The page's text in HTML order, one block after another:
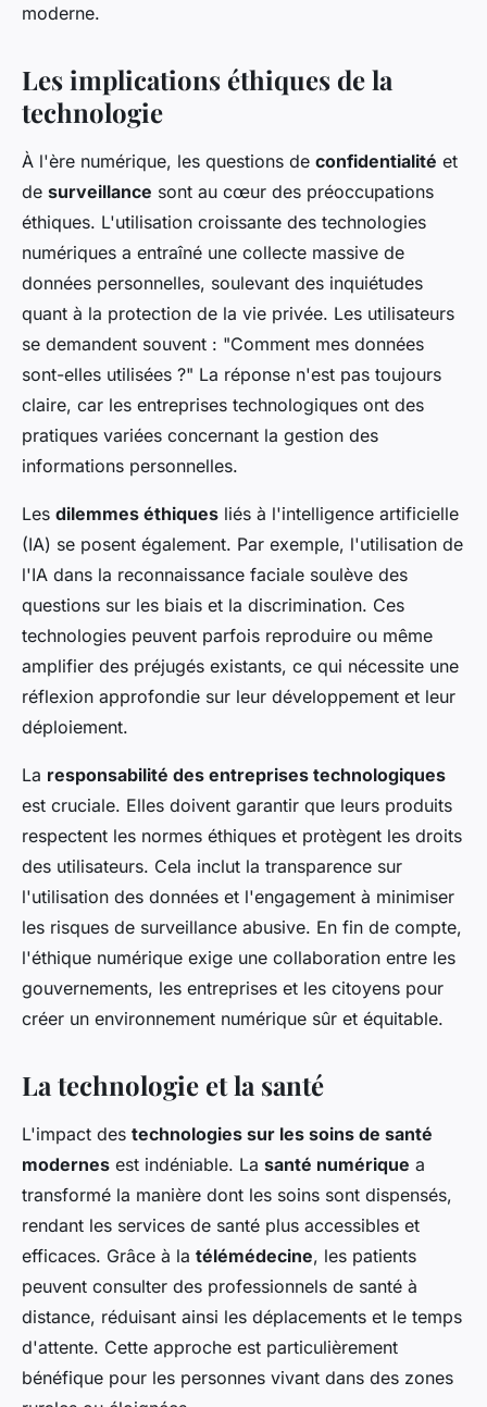
moderne.
Les implications éthiques de la
technologie
À l'ère numérique, les questions de confidentialité et
de surveillance sont au cœur des préoccupations
éthiques. L'utilisation croissante des technologies
numériques a entraîné une collecte massive de
données personnelles, soulevant des inquiétudes
quant à la protection de la vie privée. Les utilisateurs
se demandent souvent : "Comment mes données
sont-elles utilisées ?" La réponse n'est pas toujours
claire, car les entreprises technologiques ont des
pratiques variées concernant la gestion des
informations personnelles.
Les dilemmes éthiques liés à l'intelligence artificielle
(IA) se posent également. Par exemple, l'utilisation de
l'IA dans la reconnaissance faciale soulève des
questions sur les biais et la discrimination. Ces
technologies peuvent parfois reproduire ou même
amplifier des préjugés existants, ce qui nécessite une
réflexion approfondie sur leur développement et leur
déploiement.
La responsabilité des entreprises technologiques
est cruciale. Elles doivent garantir que leurs produits
respectent les normes éthiques et protègent les droits
des utilisateurs. Cela inclut la transparence sur
l'utilisation des données et l'engagement à minimiser
les risques de surveillance abusive. En fin de compte,
l'éthique numérique exige une collaboration entre les
gouvernements, les entreprises et les citoyens pour
créer un environnement numérique sûr et équitable.
La technologie et la santé
L'impact des technologies sur les soins de santé
modernes est indéniable. La santé numérique a
transformé la manière dont les soins sont dispensés,
rendant les services de santé plus accessibles et
efficaces. Grâce à la télémédecine, les patients
peuvent consulter des professionnels de santé à
distance, réduisant ainsi les déplacements et le temps
d'attente. Cette approche est particulièrement
bénéfique pour les personnes vivant dans des zones